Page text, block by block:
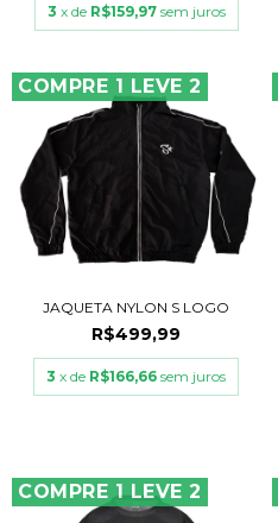
3 x de R$159,97 sem juros
COMPRE 1 LEVE 2
JAQUETA NYLON S LOGO
R$499,99
3 x de R$166,66 sem juros
COMPRE 1 LEVE 2